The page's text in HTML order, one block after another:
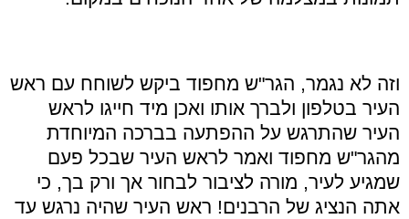
וזה לא נגמר, הגר"ש מחפוד ביקש לשוחח עם ראש
העיר בטלפון ולברך אותו ואכן מיד חייגו לראש
העיר שהתרגש על ההפתעה בברכה המיוחדת
מהגר"ש מחפוד ואמר לראש העיר שבכל פעם
שמגיע לעיר, מורה לציבור לבחור אך ורק בך, כי
אתה הנציג של הרבנים! ראש העיר שהיה נרגש עד